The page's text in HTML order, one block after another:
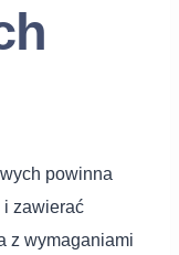
powinna
i zawierać
z wymaganiami